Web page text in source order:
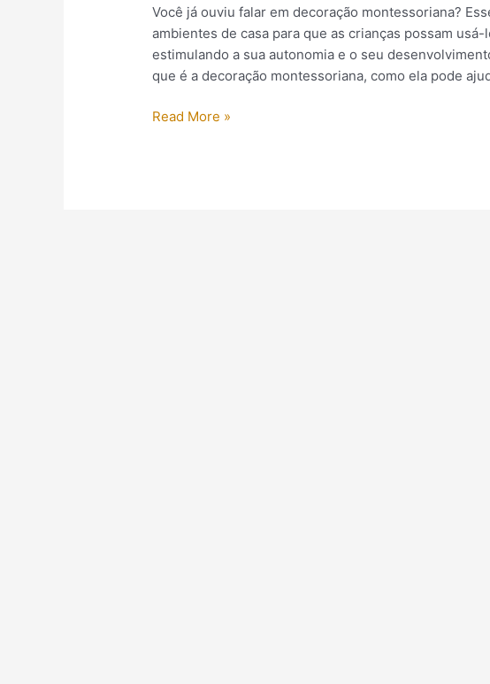
Você já ouviu falar em decoração montessoriana?
ambientes de casa para que as crianças possam
estimulando a sua autonomia e o seu
que é a decoração montessoriana, como ela pode
Read More »